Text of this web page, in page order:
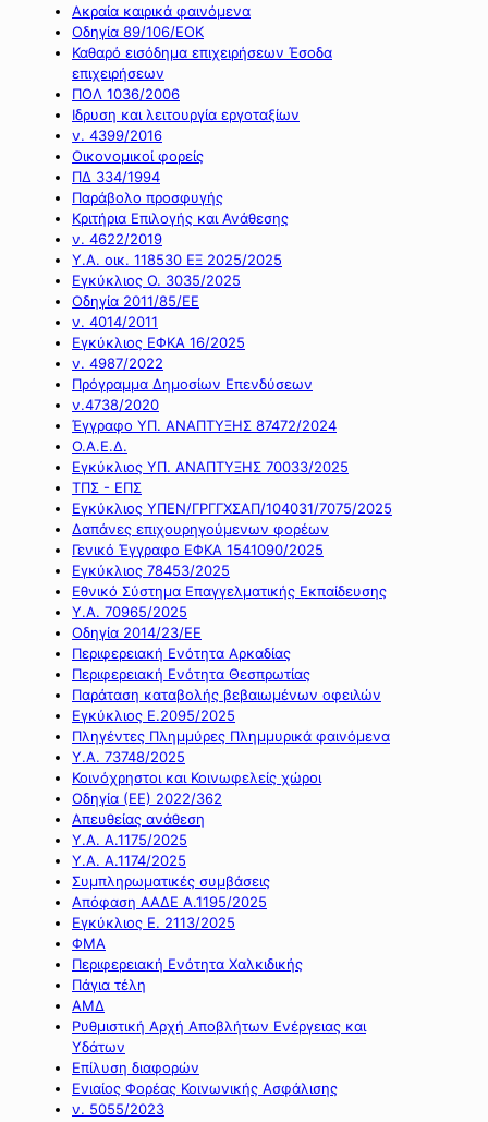
Ακραία καιρικά φαινόμενα
Οδηγία 89/106/ΕΟΚ
Καθαρό εισόδημα επιχειρήσεων Έσοδα
επιχειρήσεων
ΠΟΛ 1036/2006
Ιδρυση και λειτουργία εργοταξίων
ν. 4399/2016
Οικονομικοί φορείς
ΠΔ 334/1994
Παράβολο προσφυγής
Κριτήρια Επιλογής και Ανάθεσης
ν. 4622/2019
Υ.Α. οικ. 118530 ΕΞ 2025/2025
Εγκύκλιος Ο. 3035/2025
Οδηγία 2011/85/ΕΕ
ν. 4014/2011
Εγκύκλιος ΕΦΚΑ 16/2025
ν. 4987/2022
Πρόγραμμα Δημοσίων Επενδύσεων
ν.4738/2020
Έγγραφο ΥΠ. ΑΝΑΠΤΥΞΗΣ 87472/2024
Ο.Α.Ε.Δ.
Εγκύκλιος ΥΠ. ΑΝΑΠΤΥΞΗΣ 70033/2025
ΤΠΣ - ΕΠΣ
Εγκύκλιος ΥΠΕΝ/ΓΡΓΓΧΣΑΠ/104031/7075/2025
Δαπάνες επιχουρηγούμενων φορέων
Γενικό Έγγραφο ΕΦΚΑ 1541090/2025
Εγκύκλιος 78453/2025
Εθνικό Σύστημα Επαγγελματικής Εκπαίδευσης
Υ.Α. 70965/2025
Οδηγία 2014/23/ΕΕ
Περιφερειακή Ενότητα Αρκαδίας
Περιφερειακή Ενότητα Θεσπρωτίας
Παράταση καταβολής βεβαιωμένων οφειλών
Εγκύκλιος Ε.2095/2025
Πληγέντες Πλημμύρες Πλημμυρικά φαινόμενα
Υ.Α. 73748/2025
Κοινόχρηστοι και Κοινωφελείς χώροι
Οδηγία (ΕΕ) 2022/362
Απευθείας ανάθεση
Υ.Α. Α.1175/2025
Υ.Α. Α.1174/2025
Συμπληρωματικές συμβάσεις
Απόφαση ΑΑΔΕ Α.1195/2025
Εγκύκλιος Ε. 2113/2025
ΦΜΑ
Περιφερειακή Ενότητα Χαλκιδικής
Πάγια τέλη
ΑΜΔ
Ρυθμιστική Αρχή Αποβλήτων Ενέργειας και
Υδάτων
Επίλυση διαφορών
Ενιαίος Φορέας Κοινωνικής Ασφάλισης
ν. 5055/2023